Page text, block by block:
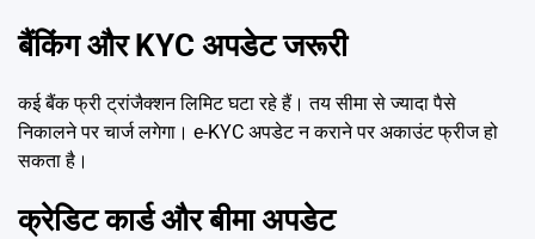
बैंकिंग और KYC अपडेट जरूरी
कई बैंक फ्री ट्रांजैक्शन लिमिट घटा रहे हैं। तय सीमा से ज्यादा पैसे
निकालने पर चार्ज लगेगा। e-KYC अपडेट न कराने पर अकाउंट फ्रीज हो
सकता है।
क्रेडिट कार्ड और बीमा अपडेट